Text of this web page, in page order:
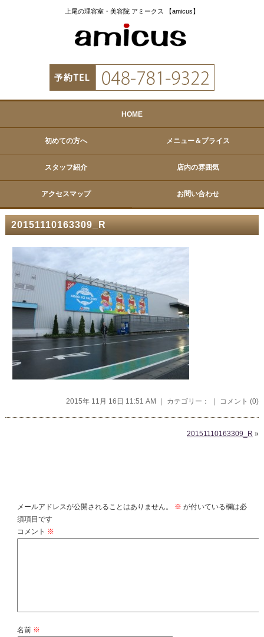
上尾の理容室・美容院 アミークス 【amicus】
HOME
初めての方へ メニュー＆プライス
スタッフ紹介 店内の雰囲気
アクセスマップ お問い合わせ
20151110163309_R
2015年 11月 16日 11:51 AM ｜ カテゴリー： ｜ コメント (0)
20151110163309_R »
メールアドレスが公開されることはありません。 ※ が付いている欄は必
須項目です
コメント ※
名前 ※